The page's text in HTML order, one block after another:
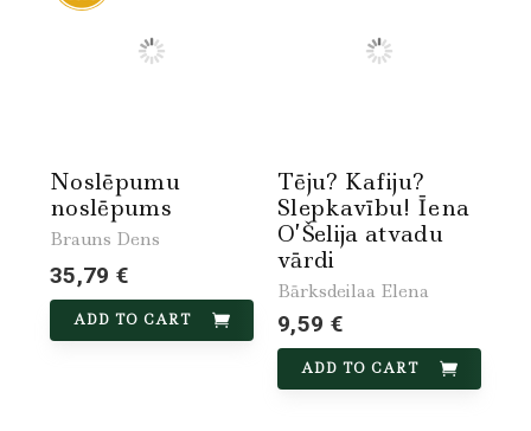
Noslēpumu
noslēpums
Brauns Dens
35,79 €
ADD TO CART
Tēju? Kafiju?
Slepkavību! Īena
O’Šelija atvadu
vārdi
Bārksdeilaa Elena
9,59 €
ADD TO CART